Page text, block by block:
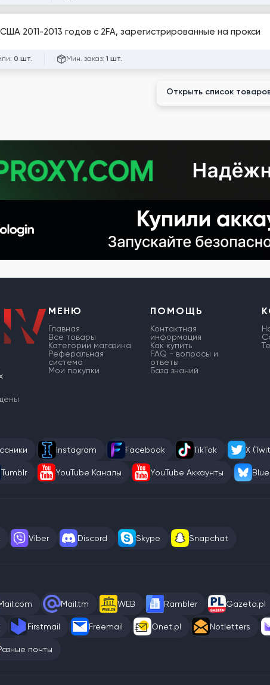
2011-2013 годов с 2FA, зарегистрированные на прокси
0 шт. Мин. заказ: 1 шт.
Открыть список
МЕНЮ
Главная
Все товары
Категории магазина
Реферальная
система
Мои покупки
ПОМОЩЬ
Контактная
информация
Как купить
FAQ - вопросы и
ответы
База знаний
Instagram Facebook TikTok X
Tumblr YouTube Каналы YouTube Аккаунты
Viber Discord Skype Snapchat
Mail.tm WEB Rambler Gazeta.pl
Firstmail Freemail Onet.pl Notletters
почты